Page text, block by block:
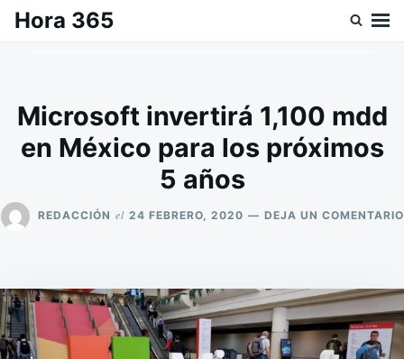
SaltarBuscar:
Hora 365
Microsoft invertirá 1,100 mdd
en México para los próximos
5 años
REDACCIÓN el 24 FEBRERO, 2020 DEJA UN COMENTARIO